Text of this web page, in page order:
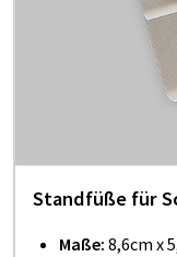
Standfüße für
Maße: 8,6cm x